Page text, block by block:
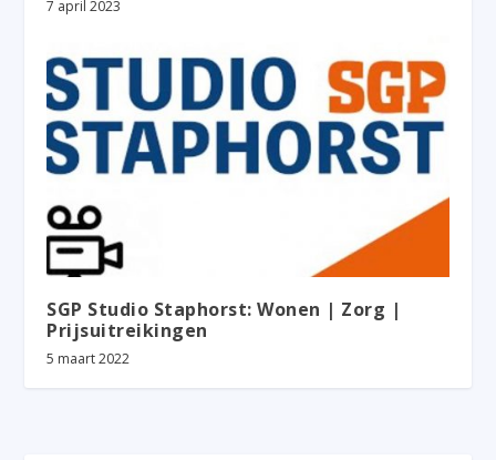
7 april 2023
SGP Studio Staphorst: Wonen | Zorg |
Prijsuitreikingen
5 maart 2022